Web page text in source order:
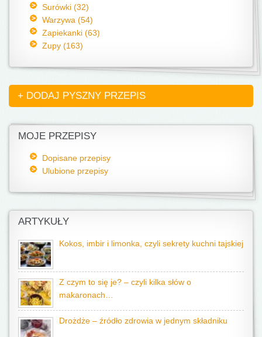
Surówki (32)
Warzywa (54)
Zapiekanki (63)
Zupy (163)
+ DODAJ PYSZNY PRZEPIS
MOJE PRZEPISY
Dopisane przepisy
Ulubione przepisy
ARTYKUŁY
Kokos, imbir i limonka, czyli sekrety kuchni tajskiej
Z czym to się je? – czyli kilka słów o
makaronach…
Drożdże – źródło zdrowia w jednym składniku